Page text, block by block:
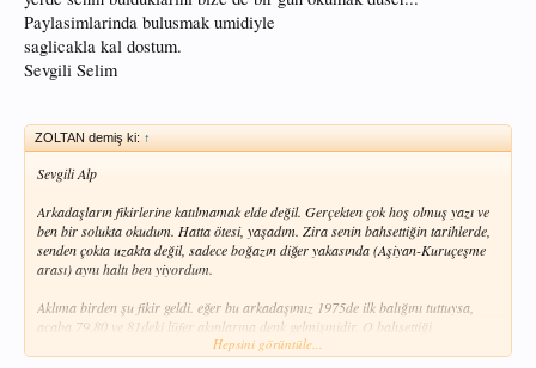
Paylasimlarinda bulusmak umidiyle
saglicakla kal dostum.
Sevgili Selim
ZOLTAN demiş ki: ↑
Sevgili Alp
Arkadaşların fikirlerine katılmamak elde değil. Gerçekten çok hoş olmuş yazı ve
ben bir solukta okudum. Hatta ötesi, yaşadım. Zira senin bahsettiğin tarihlerde,
senden çokta uzakta değil, sadece boğazın diğer yakasında (Aşiyan-Kuruçeşme
arası) aynı haltı ben yiyordum.
Aklıma birden şu fikir geldi. eğer bu arkadaşımız 1975de ilk balığını tuttuysa,
acaba 79,80 ve 81deki lüfer akınlarına denk gelmişmidir. O bahsettiği
canavarlardan tutmuşmudur? Belkide yanyana balık tutmuşuzdurda haberimiz
Hepsini görüntüle...